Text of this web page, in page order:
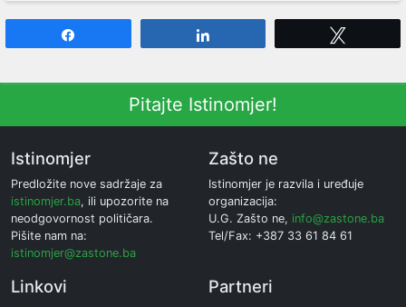
Pitajte Istinomjer!
Istinomjer
Predložite nove sadržaje za
istinomjer.ba, ili upozorite na
neodgovornost političara.
Pišite nam na:
istinomjer@zastone.ba
Zašto ne
Istinomjer je razvila i uređuje
organizacija:
U.G. Zašto ne, info@zastone.ba
Tel/Fax: +387 33 61 84 61
Linkovi Partneri